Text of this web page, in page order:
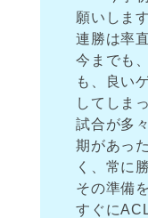
願いします
連勝は率
今までも
も、良い
してしま
試合が多
期があっ
く、常に
その準備
すぐに